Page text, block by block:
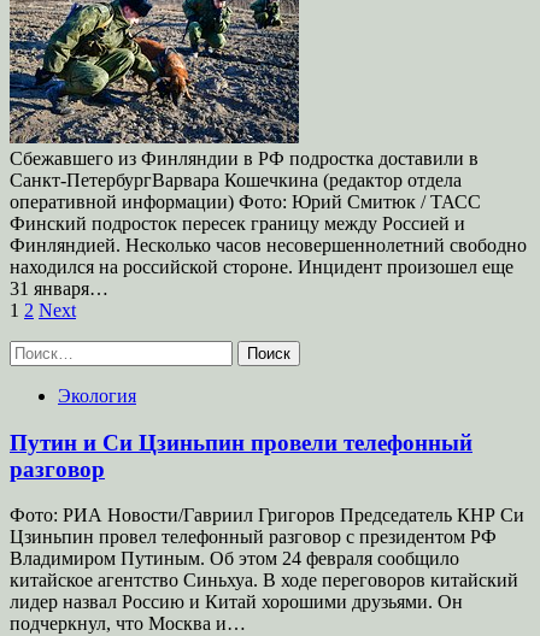
Сбежавшего из Финляндии в РФ подростка доставили в
Санкт-ПетербургВарвара Кошечкина (редактор отдела
оперативной информации) Фото: Юрий Смитюк / ТАСС
Финский подросток пересек границу между Россией и
Финляндией. Несколько часов несовершеннолетний свободно
находился на российской стороне. Инцидент произошел еще
31 января…
Пагинация
записей
1 2 Next
Найти:
Экология
Путин и Си Цзиньпин провели телефонный
разговор
Фото: РИА Новости/Гавриил Григоров Председатель КНР Си
Цзиньпин провел телефонный разговор с президентом РФ
Владимиром Путиным. Об этом 24 февраля сообщило
китайское агентство Синьхуа. В ходе переговоров китайский
лидер назвал Россию и Китай хорошими друзьями. Он
подчеркнул, что Москва и…